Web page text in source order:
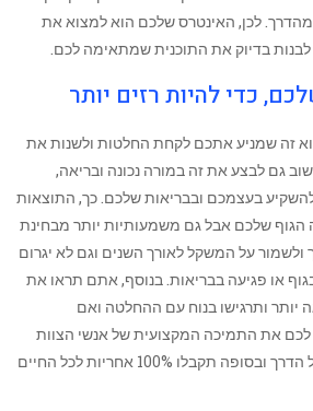
‏לכן, האינטרס שלכם הוא למצוא את
בדיוק את התוכנית שמתאימה לכם.
כדי להיות רזים יותר
זה שמניע אתכם לקחת החלטות ‏ולשנות את
גם לבצע את זה במורה נכונה ובריאה,
בעצמכם ובבריאות שלכם. ‏כך, התוצאות
הגוף שלכם אבל גם משמעותיות יותר מבחינת
על המשקל לאורך השנים וגם לא יגרום
או פגיעה בבריאות. בנוסף, אתם תראו את
יותר ותרגישו בנוח עם ההחלטה ואם
את התמיכה המקצועית של אנשי הצוות
של חברת פיט קיי לאורך כל הדרך ובסופה תקבלו 100% אחריות לכל החיים